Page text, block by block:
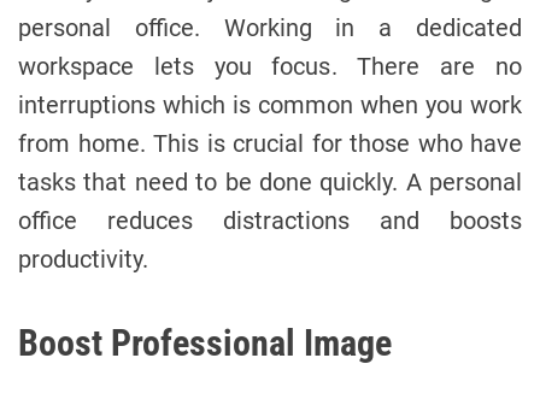
personal office. Working in a dedicated
workspace lets you focus. There are no
interruptions which is common when you work
from home. This is crucial for those who have
tasks that need to be done quickly. A personal
office reduces distractions and boosts
productivity.
Boost Professional Image